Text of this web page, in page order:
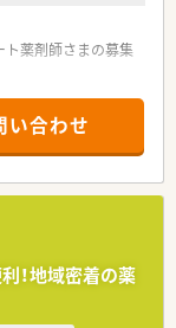
薬剤師さまの募集
時代に求められるス
人柄なので、安心し
剤薬局で、地域医
い合わせ
！地域密着の薬